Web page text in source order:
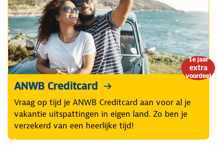
1e jaar
extra
voordeel
ANWB Creditcard
Vraag op tijd je ANWB Creditcard aan voor al je
vakantie uitspattingen in eigen land. Zo ben je
verzekerd van een heerlijke tijd!